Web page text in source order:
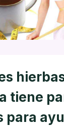
tiene
para